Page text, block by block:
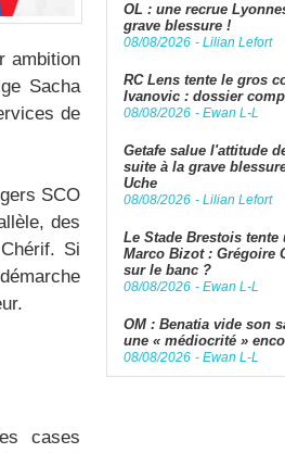
ambition
Sacha
de
SCO
des
Si
cases
OL : une recrue
grave blessure !
08/08/2026 - Lilian Lefort
RC Lens tente le gros
Ivanovic : dossier
08/08/2026 - Ewan L-L
Getafe salue l'attitude
suite à la grave
Uche
08/08/2026 - Lilian Lefort
Le Stade Brestois tente
Marco Bizot : Grégoire
sur le banc ?
08/08/2026 - Ewan L-L
OM : Benatia vide son
une « médiocrité »
08/08/2026 - Ewan L-L